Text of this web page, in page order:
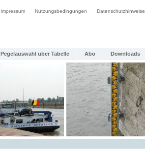
Impressum Nutzungsbedingungen Datenschutzhinweise
Pegelauswahl über Tabelle Abo Downloads